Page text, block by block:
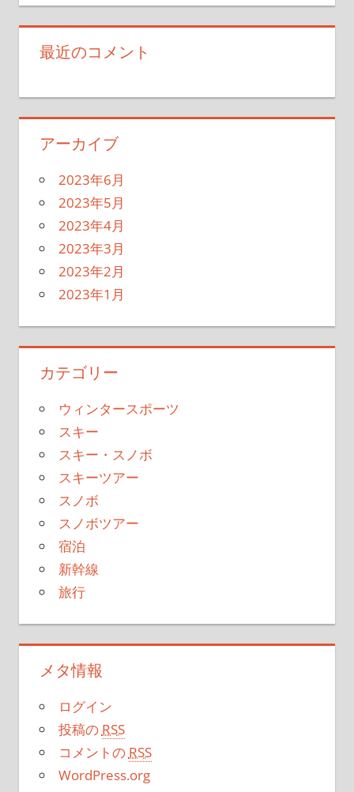
最近のコメント
アーカイブ
2023年6月
2023年5月
2023年4月
2023年3月
2023年2月
2023年1月
カテゴリー
ウィンタースポーツ
スキー
スキー・スノボ
スキーツアー
スノボ
スノボツアー
宿泊
新幹線
旅行
メタ情報
ログイン
投稿の RSS
コメントの RSS
WordPress.org